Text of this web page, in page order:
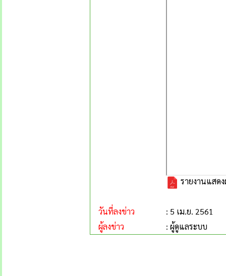
รายงานแสด
วันที่ลงข่าว
: 5 เม.ย. 2561
ผู้ลงข่าว
: ผู้ดูแลระบบ